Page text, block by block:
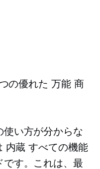
の優れた 万能商
使い方が分からな
内蔵 すべての機能
です。これは、最